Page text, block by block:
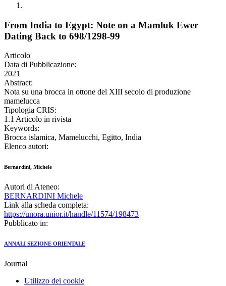
From India to Egypt: Note on a Mamluk Ewer
Dating Back to 698/1298-99
Articolo
Data di Pubblicazione:
2021
Abstract:
Nota su una brocca in ottone del XIII secolo di produzione
mamelucca
Tipologia CRIS:
1.1 Articolo in rivista
Keywords:
Brocca islamica, Mamelucchi, Egitto, India
Elenco autori:
Bernardini, Michele
Autori di Ateneo:
BERNARDINI Michele
Link alla scheda completa:
https://unora.unior.it/handle/11574/198473
Pubblicato in:
ANNALI SEZIONE ORIENTALE
Journal
Utilizzo dei cookie